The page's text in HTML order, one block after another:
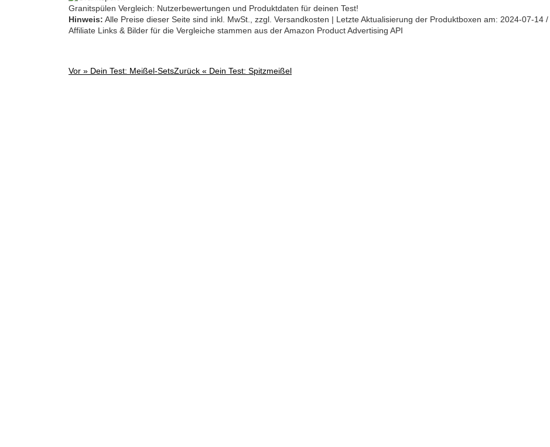
Granitspülen Vergleich: Nutzerbewertungen und Produktdaten für deinen Test!
Hinweis: Alle Preise dieser Seite sind inkl. MwSt., zzgl. Versandkosten | Letzte Aktualisierung der Produktboxen am: 2024-07-14 /
Affiliate Links & Bilder für die Vergleiche stammen aus der Amazon Product Advertising API
Post
Vor » Dein Test: Meißel-SetsZurück « Dein Test: Spitzmeißel